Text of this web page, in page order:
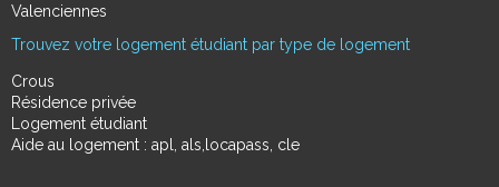
Valenciennes
Trouvez votre logement étudiant par type de logement
Crous
Résidence privée
Logement étudiant
Aide au logement : apl, als,locapass, cle